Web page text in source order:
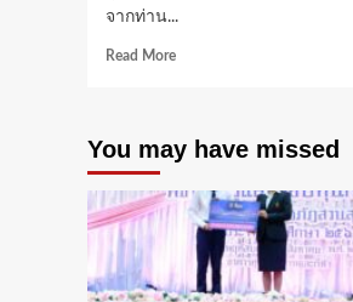
จากท่าน...
Read MoreRead
กีฬา”ม.กรุงเทพ
ธนบุรี”
รวม
พลัง
ผู้นำ-
โค้ช-
ทัพ
You may have missed